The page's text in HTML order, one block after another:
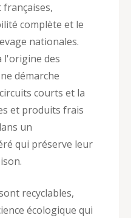
complète et le
nationales.
l'origine des
démarche
courts et la
et produits frais
un
qui préserve leur
recyclables,
écologique qui